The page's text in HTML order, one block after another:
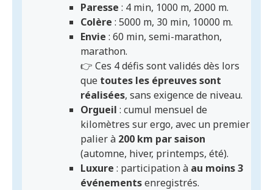
Paresse : 4 min, 1000 m, 2000 m.
Colère : 5000 m, 30 min, 10000 m.
Envie : 60 min, semi-marathon,
marathon.
👉 Ces 4 défis sont validés dès lors
que toutes les épreuves sont
réalisées, sans exigence de niveau.
Orgueil : cumul mensuel de
kilomètres sur ergo, avec un premier
palier à 200 km par saison
(automne, hiver, printemps, été).
Luxure : participation à au moins 3
événementsenregistrés.